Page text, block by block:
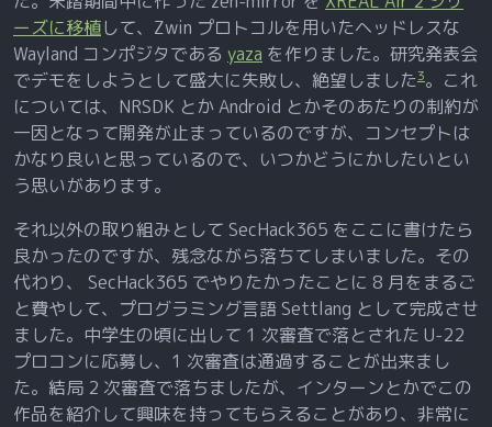
ーズに移植して、Zwin プロトコルを用いたヘッドレスな
Wayland コンポジタである yaza を作りました。研究発表会
でデモをしようとして盛大に失敗し、絶望しました3。これ
については、NRSDK とか Android とかそのあたりの制約が
一因となって開発が止まっているのですが、コンセプトは
かなり良いと思っているので、いつかどうにかしたいとい
う思いがあります。
それ以外の取り組みとして SecHack365 をここに書けたら
良かったのですが、残念ながら落ちてしまいました。その
代わり、 SecHack365 でやりたかったことに 8 月をまるご
と費やして、プログラミング言語 Settlang として完成させ
ました。中学生の頃に出して 1 次審査で落とされた U-22
プロコンに応募し、1 次審査は通過することが出来まし
た。結局 2 次審査で落ちましたが、インターンとかでこの
作品を紹介して興味を持ってもらえることがあり、非常に